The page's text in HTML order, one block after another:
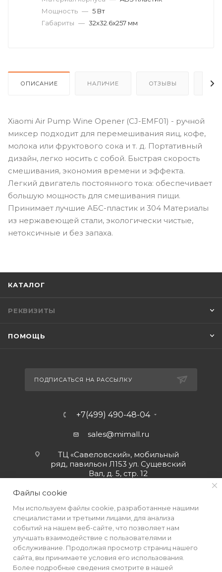
Мощность — 5 Вт
Габариты — 32x32.6x257 мм
ОПИСАНИЕ НАЛИЧИЕ ОТЗЫВЫ
Xiaomi Air Pump Wine Opener (CJ-EMF01) - ручной
миксер подходит для перемешивания яиц, кофе,
молока или фруктового сока и т. д. Портативный
дизайн, легко носить с собой. Быстрая скорость
смешивания, экономия времени и эффекта.
Легкий двигатель постоянного тока: обеспечивает
большую мощность для смешивания пищи.
Принимает лучшие АБС-пластик и 304 Материалы
из нержавеющей стали, экологически чистые,
нетоксичные и без запаха.
КАТАЛОГ
РЕКВИЗИТЫ
ПОМОЩЬ
ПОДПИСАТЬСЯ НА РАССЫЛКУ
+7(499) 490-48-04
sales@mimall.ru
ТЦ «Савеловский», мобильный
ряд, павильон Л153 ул. Сущевский
Вал, д. 5, стр. 12
Файлы cookie
Мы используем файлы cookie, разработанные нашими
специалистами и третьими лицами, для анализа
событий на нашем веб-сайте, что позволяет нам
улучшать взаимодействие с пользователями и
обслуживание. Продолжая просмотр страниц нашего
сайта, вы принимаете условия его использования.
Более подробные сведения смотрите в нашей